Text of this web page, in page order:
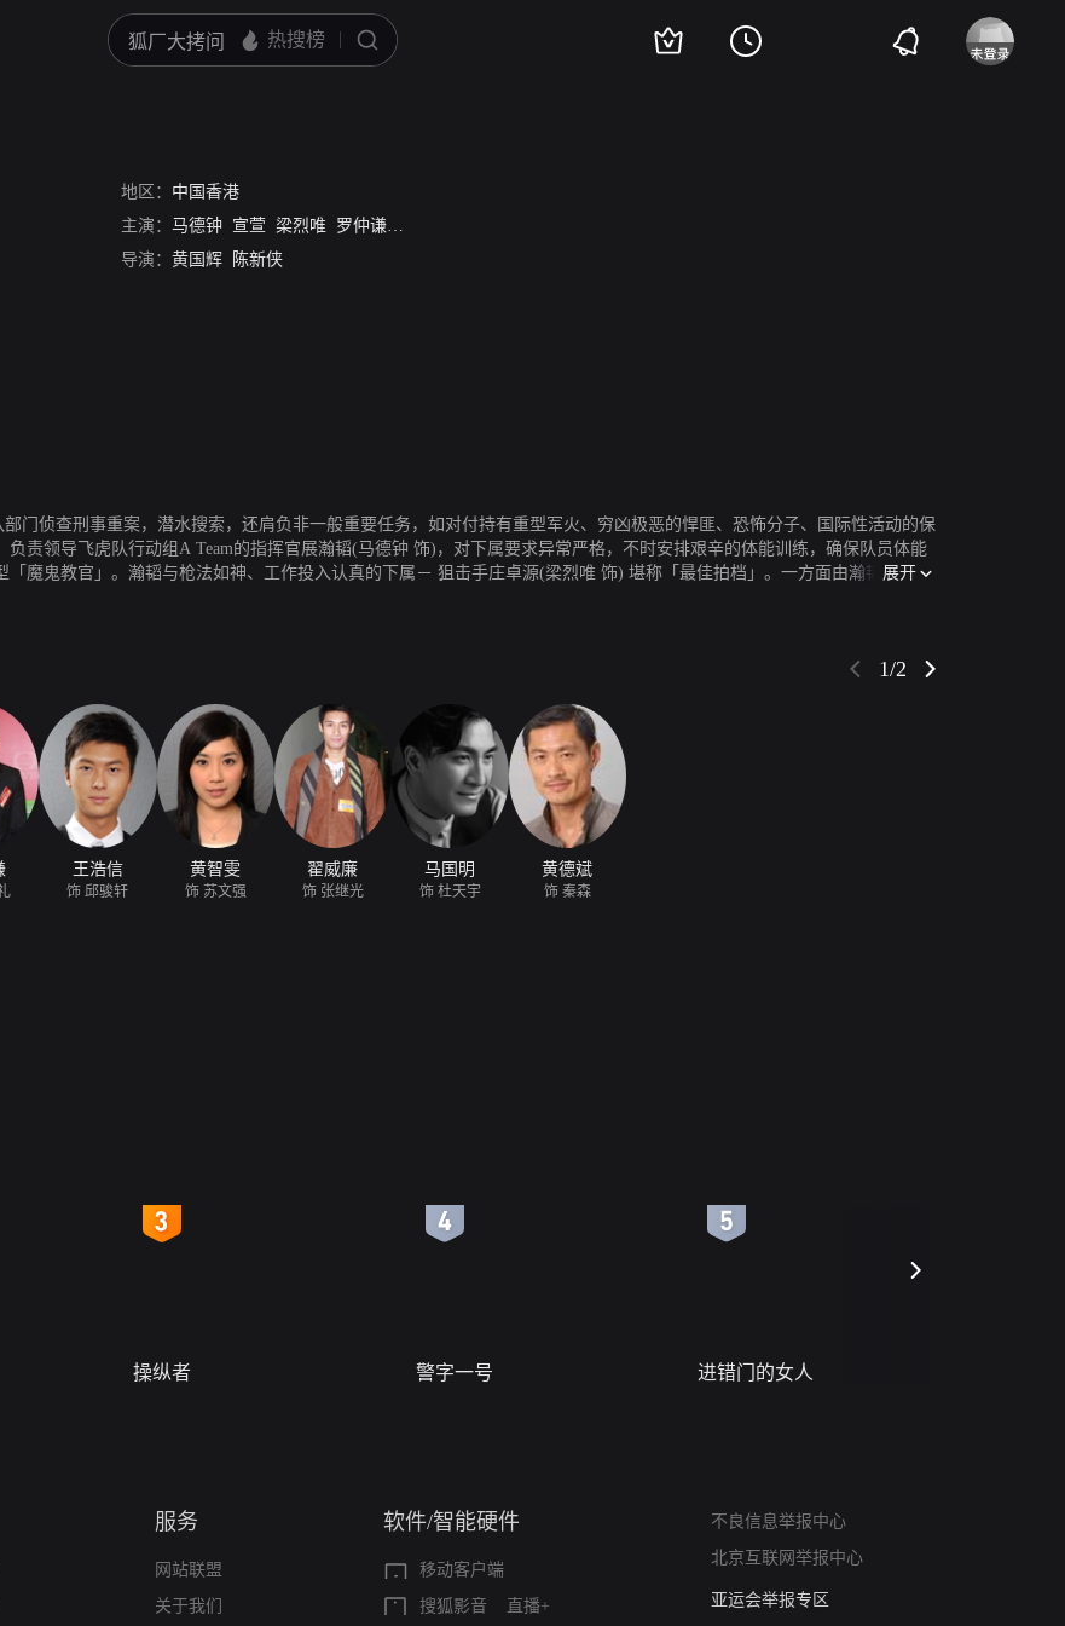
地区： 中国香港
主演： 马德钟 宣萱 梁烈唯 罗仲谦 王浩信
导演： 黄国辉 陈新侠
门侦查刑事重案，潜水搜索，还肩负非一般重要任务，如对付持有重型军火、穷凶极恶的悍匪、恐怖分子、国际性活动的保
领导飞虎队行动组A Team的指挥官展瀚韬(马德钟 饰)，对下属要求异常严格，不时安排艰辛的体能训练，确保队员体能
魔鬼教官」。瀚韬与枪法如神、工作投入认真的下属－ 狙击手庄卓源(梁烈唯 饰) 堪称「最佳拍档」。一方面由瀚韬这铁面
谢家星(袁伟豪 饰)，性格火爆、做事冲动，几乎在行动中出事。为使众人明白整队人一条命的团队精神，成为称职的飞虎
展开
1/2
王浩信
饰 邱骏轩
黄智雯
饰 苏文强
翟威廉
饰 张继光
马国明
饰 杜天宇
黄德斌
饰 秦森
操纵者 警字一号 进错门的女人
服务
网站联盟
关于我们
软件/智能硬件
移动客户端
搜狐影音
直播+
不良信息举报中心
北京互联网举报中心
算法推荐专项举报
亚运会举报专区